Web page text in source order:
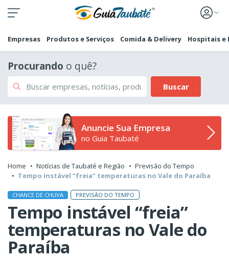
Empresas Produtos e Serviços Comida & Delivery Hospitais e
Procurando o quê?
Buscar
Anuncie Sua Empresa
no Guia Taubaté
Home Notícias de Taubaté e Região
Previsão do Tempo
Tempo instável “freia” temperaturas no Vale do Paraíba
CHANCE DE CHUVA PREVISÃO DO TEMPO
Tempo instável “freia”
temperaturas no Vale do
Paraíba